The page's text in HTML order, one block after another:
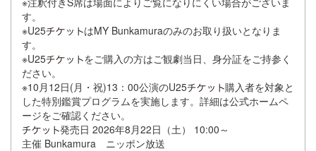
す。
※U25
はMY Bunkamuraのみのお取り扱いとなりま
す。
※U25
をご購入の方はご観劇当日、身分証をご持参く
ださい。
※10月12日(月・祝)13：00公演のU25
購入者を対象と
した特別鑑賞プログラムを実施します。詳細は公式ホームペ
ージをご確認ください。
発売日 2026年8月22日（土） 10:00～
主催 Bunkamura ニッポン放送